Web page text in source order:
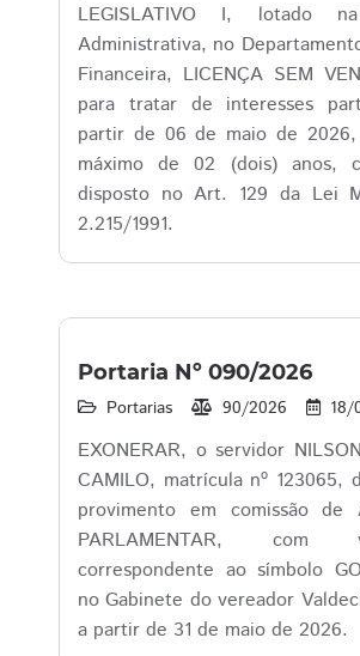
LEGISLATIVO I, lotado
Administrativa, no
Financeira, LICENÇA SEM
para tratar de interesses
partir de 06 de maio de
máximo de 02 (dois) anos,
disposto no Art. 129 da Lei
2.215/1991.
Portaria Nº 090/2026
Portarias 90/2026 18/
EXONERAR, o servidor
CAMILO, matrícula nº 123065,
provimento em comissão de
PARLAMENTAR, com
correspondente ao símbolo
no Gabinete do vereador
a partir de 31 de maio de 2026.